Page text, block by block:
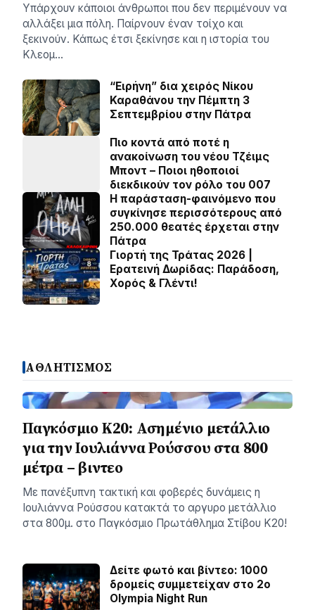
Υπάρχουν κάποιοι άνθρωποι που δεν περιμένουν να
αλλάξει μια πόλη. Παίρνουν έναν τοίχο και
ξεκινούν. Κάπως έτσι ξεκίνησε και η ιστορία του
Κλεομ…
“Ειρήνη” δια χειρός Νίκου
Καραθάνου την Πέμπτη 3
Σεπτεμβρίου στην Πάτρα
Πιο κοντά από ποτέ η
ανακοίνωση του νέου Τζέιμς
Μποντ – Ποιοι ηθοποιοί
διεκδικούν τον ρόλο του 007
Η παράσταση-φαινόμενο που
συγκίνησε περισσότερους από
250.000 θεατές έρχεται στην
Πάτρα
Γιορτή της Τράτας 2026 |
Ερατεινή Δωρίδας: Παράδοση,
Χορός & Γλέντι!
ΑΘΛΗΤΙΣΜΟΣ
Παγκόσμιο Κ20: Ασημένιο μετάλλιο
για την Ιουλιάννα Ρούσσου στα 800
μέτρα – βιντεο
Με πανέξυπνη τακτική και φοβερές δυνάμεις η
Ιουλιάννα Ρούσσου κατακτά το αργυρο μετάλλιο
στα 800μ. στο Παγκόσμιο Πρωτάθλημα Στίβου Κ20!
Δείτε φωτό και βίντεο: 1000
δρομείς συμμετείχαν στο 2ο
Olympia Night Run